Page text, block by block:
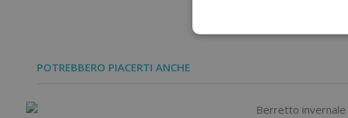
POTREBBERO PIACERTI ANCHE